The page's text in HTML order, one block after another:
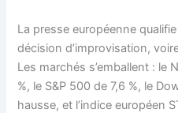
La presse européenne
décision d’improvisation,
Les marchés s’emballent : le
%, le S&P 500 de 7,6 %, le
hausse, et l’indice européen